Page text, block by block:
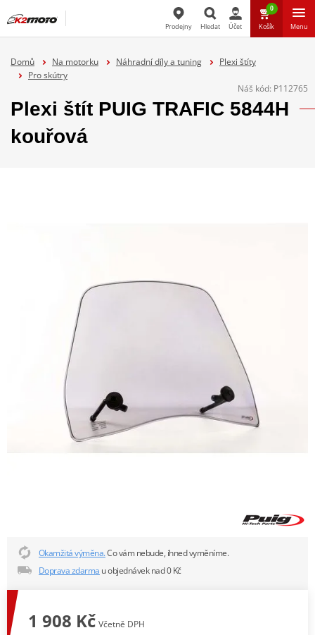
Prodejny Hledat Účet
0
Košík Menu
Domů Na motorku Náhradní díly a tuning
Plexi štíty
Pro skútry
Náš kód: P112765
Plexi štít PUIG TRAFIC 5844H
kouřová
Okamžitá výměna.Co vám nebude, ihned vyměníme.
Doprava zdarma u objednávek nad 0 Kč
1 908 Kč Včetně DPH